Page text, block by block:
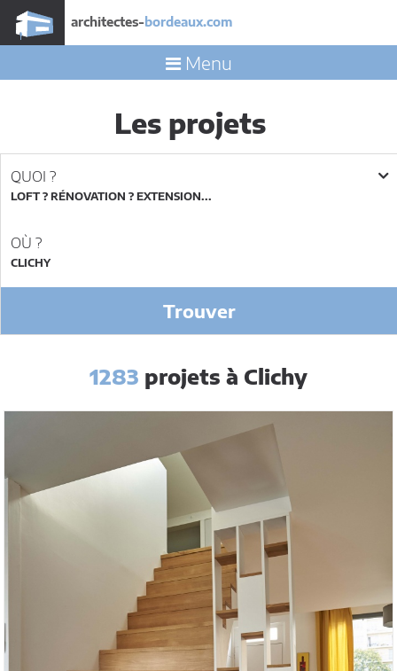
architectes- bordeaux.com
Menu
Les projets
QUOI ?
LOFT ? RÉNOVATION ? EXTENSION...
OÙ ?
Trouver
1283 projets à Clichy